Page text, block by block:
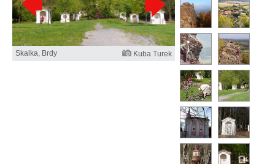
Skalka, Brdy Kuba Turek